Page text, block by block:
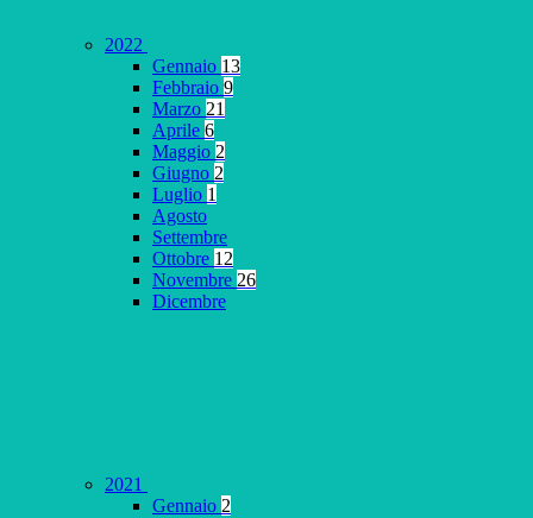
2022
Gennaio 13
Febbraio 9
Marzo 21
Aprile 6
Maggio 2
Giugno 2
Luglio 1
Agosto
Settembre
Ottobre 12
Novembre 26
Dicembre
2021
Gennaio 2